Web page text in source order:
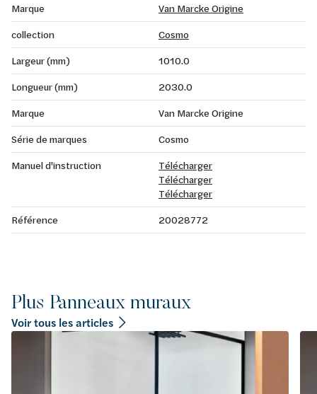
Marque
Van Marcke Origine
collection
Cosmo
Largeur (mm)
1010.0
Longueur (mm)
2030.0
Marque
Van Marcke Origine
Série de marques
Cosmo
Manuel d'instruction
Télécharger
Télécharger
Télécharger
Référence
20028772
Plus Panneaux muraux
Voir tous les articles